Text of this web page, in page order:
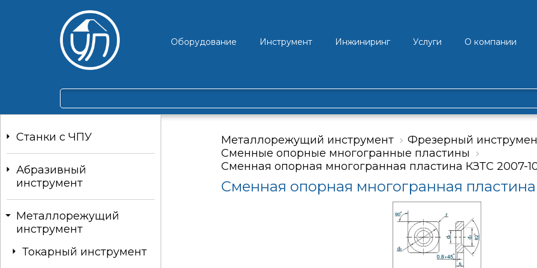
Оборудование Инструмент Инжиниринг Услуги О компании
Станки c ЧПУ
Абразивный
инструмент
Металлорежущий
инструмент
Токарный инструмент
Металлорежущий инструмент
Фрезерный
Сменные опорные многогранные пластины
Сменная опорная многогранная пластина КЗТС 2007-
Сменная опорная многогранная